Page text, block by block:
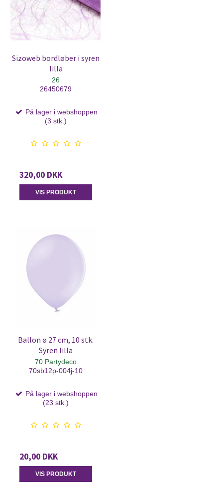
Sizoweb bordløber i syren
lilla
26
26450679
På lager i webshoppen
(3 stk.)
320,00 DKK
VIS PRODUKT
Ballon ø 27 cm, 10 stk.
Syren lilla
70 Partydeco
70sb12p-004j-10
På lager i webshoppen
(23 stk.)
20,00 DKK
VIS PRODUKT